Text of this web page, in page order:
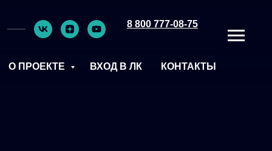
8 800 777-08-75
О ПРОЕКТЕ ВХОД В ЛК КОНТАКТЫ